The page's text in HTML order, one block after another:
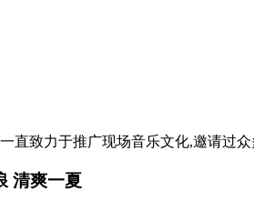
直致力于推广现场音乐文化,邀请过
清爽一夏